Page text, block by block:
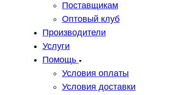
Поставщикам
Оптовый клуб
Производители
Услуги
Помощь
Условия оплаты
Условия доставки